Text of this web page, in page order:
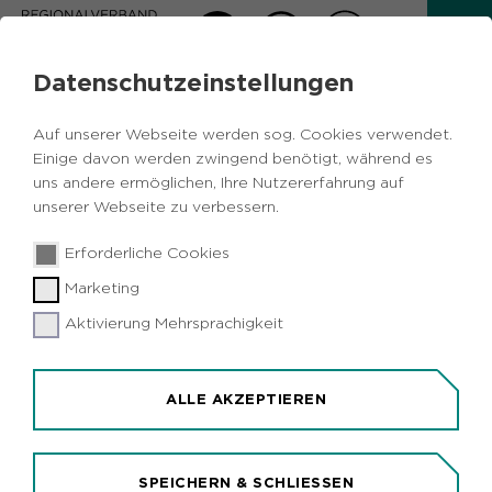
Datenschutzeinstellungen
Auf unserer Webseite werden sog. Cookies verwendet.
Einige davon werden zwingend benötigt, während es
uns andere ermöglichen, Ihre Nutzererfahrung auf
unserer Webseite zu verbessern.
Erforderliche Cookies
Marketing
Aktivierung Mehrsprachigkeit
ALLE AKZEPTIEREN
SPEICHERN & SCHLIESSEN
AKTUELLES
Zurück
Ruhrparlament gibt grünes Licht für
zwei Regionalplanänderungen
Die Verbandsversammlung des Regionalverbands
Ruhr (RVR) hat in ihrer heutigen Sitzung (25.
September) zwei
in Waltrop ein Betrieb seinen Standort verlagern,